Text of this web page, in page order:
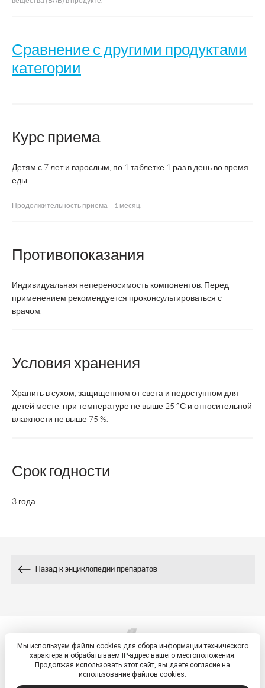
Сравнение с другими продуктами
категории
Производитель ВТФ
Pharma
производства
Россия
Суточная доза
детям с 7 лет и
взрослым по
Возрастная
категория
детям с 7 лет и
взрослым
Курс приема
Детям с 7 лет и взрослым, по 1 таблетке 1 раз в день во время
еды.
Продолжительность приема – 1 месяц.
Противопоказания
Индивидуальная непереносимость компонентов. Перед
применением рекомендуется проконсультироваться с
врачом.
Условия хранения
Хранить в сухом, защищенном от света и недоступном для
детей месте, при температуре не выше 25 °С и относительной
влажности не выше 75 %.
Срок годности
3 года.
Назад к энциклопедии препаратов
© 2026, ETM - портал
Политика обработки персональных данных
Мы используем файлы cookies для сбора информации технического
характера и обрабатываем IP-адрес вашего местоположения.
Продолжая использовать этот сайт, вы даете согласие на
использование файлов cookies.